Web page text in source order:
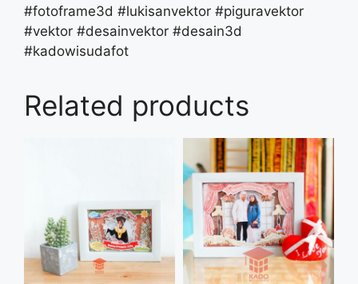
#fotoframe3d #lukisanvektor #piguravektor
#vektor #desainvektor #desain3d
#kadowisudafot
Related products